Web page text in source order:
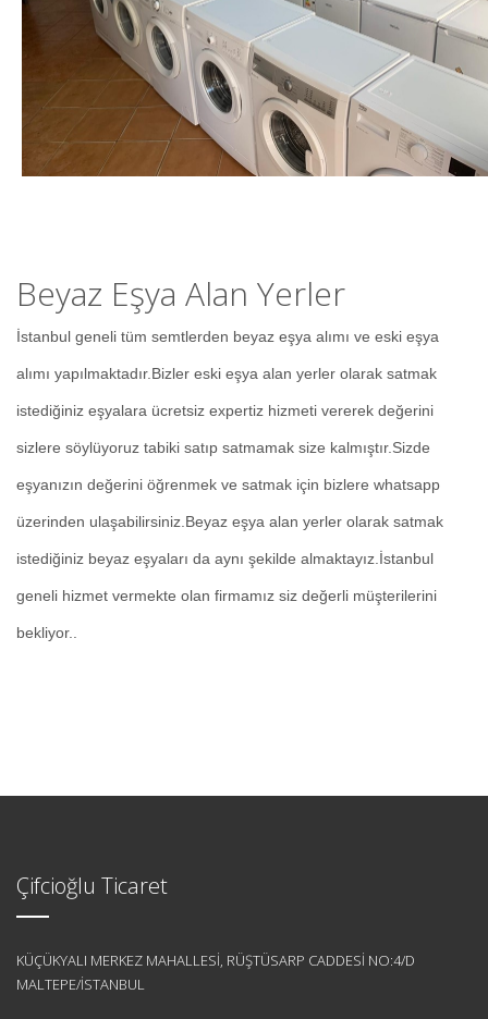
Beyaz Eşya Alan Yerler
İstanbul geneli tüm semtlerden beyaz eşya alımı ve eski eşya
alımı yapılmaktadır.Bizler eski eşya alan yerler olarak satmak
istediğiniz eşyalara ücretsiz expertiz hizmeti vererek değerini
sizlere söylüyoruz tabiki satıp satmamak size kalmıştır.Sizde
eşyanızın değerini öğrenmek ve satmak için bizlere whatsapp
üzerinden ulaşabilirsiniz.Beyaz eşya alan yerler olarak satmak
istediğiniz beyaz eşyaları da aynı şekilde almaktayız.İstanbul
geneli hizmet vermekte olan firmamız siz değerli müşterilerini
bekliyor..
Çifcioğlu Ticaret
KÜÇÜKYALI MERKEZ MAHALLESİ, RÜŞTÜSARP CADDESİ NO:4/D
MALTEPE/İSTANBUL